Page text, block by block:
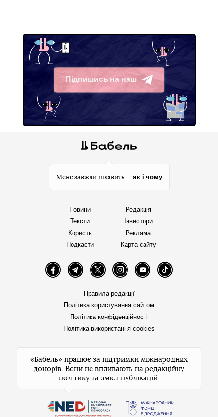
Підпишись на наш
Telegram
Мене завжди цікавить — як і чому
Новини
Тексти
Користь
Подкасти
Редакція
Інвестори
Реклама
Карта сайту
FacebookTelegramTwitter InstagramYouTube TikTok
Правила редакції
Політика користування сайтом
Політика конфіденційності
Політика використання cookies
«Бабель» працює за підтримки міжнародних
донорів. Вони не впливають на редакційну
політику та зміст публікацій.